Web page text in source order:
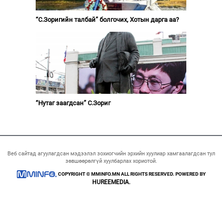
“С.Зоригийн талбай” болгочих, Хотын дарга аа?
“Нутаг заагдсан” С.Зориг
Веб сайтад агуулагдсан мэдээлэл зохиогчийн эрхийн хуулиар хамгаалагдсан тул
зөвшөөрөлгүй хуулбарлах хориотой.
COPYRIGHT © MMINFO.MN ALL RIGHTS RESERVED. POWERED BY
HUREEMEDIA.